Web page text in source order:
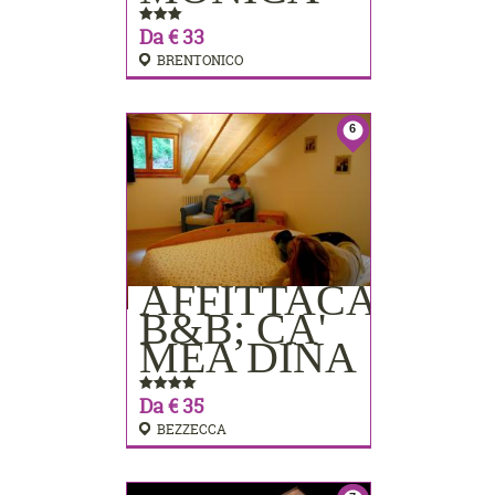
Da € 33
BRENTONICO
6
B&B; CA'
MEA DINA
Da € 35
BEZZECCA
PRENOTA